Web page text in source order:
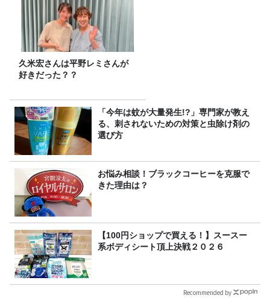
久米宏さんは平野レミさんが
好きだった？？
「今年は蚊が大量発生!?」専門家が教え
る、刺されないための対策と虫除け剤の
選び方
お悩み相談！ブラックコーヒーを克服で
きた理由は？
【100円ショップで買える！】スースー
系ボディシート頂上決戦２０２６
Recommended by